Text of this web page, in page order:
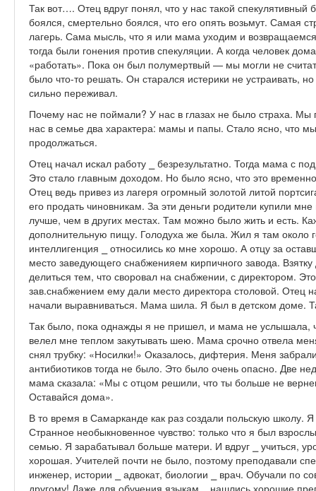
Так вот…. Отец вдруг понял, что у нас такой спекулятивный
боялся, смертельно боялся, что его опять возьмут. Самая
лагерь. Сама мысль, что я или мама уходим и
тогда были гонения против спекуляции. А когда человек
«работать». Пока он был полумертвый — мы могли не
было что-то решать. Он старался истерики не устраивать,
сильно переживал.
Почему нас не поймали? У нас в глазах не было страха.
нас в семье два характера: мамы и папы. Стало ясно, что
продолжаться.
Отец начал искал работу ⎯ безрезультатно. Тогда мама с
Это стало главным доходом. Но было ясно, что это
Отец ведь привез из лагеря огромный золотой литой
его продать чиновникам. За эти деньги родители купили
лучше, чем в других местах. Там можно было жить и есть.
дополнительную пищу. Голодуха же была. Жил я там около
интеллигенция ⎯ относились ко мне хорошо. А отцу за
место заведующего снабженияем кирпичного завода.
делиться тем, что своровал на снабжении, с директором.
зав.снабжением ему дали место директора столовой. Отец
начали выравниваться. Мама шила. Я был в детском доме.
Так было, пока однажды я не пришел, и мама не услышала,
велел мне теплом закутывать шею. Мама срочно отвела
снял трубку: «Носилки!» Оказалось, дифтерия. Меня
антибиотиков тогда не было. Это было очень опасно. Две
мама сказала: «Мы с отцом решили, что ты больше не
Оставайся дома».
В то время в Самарканде как раз создали польскую школу.
Странное необыкновенное чувство: только что я был
семью. Я зарабатывал больше матери. И вдруг ⎯ учиться,
хорошая. Учителей почти не было, поэтому преподавали
инженер, истории ⎯ адвокат, биологии ⎯ врач. Обучали по
другому! Даже для обучения языкам ⎯ нашлись хорошие